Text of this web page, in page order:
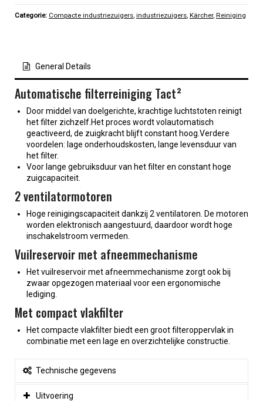
Categorie: Compacte industriezuigers, industriezuigers, Kärcher, Reiniging
General Details
Automatische filterreiniging Tact²
Door middel van doelgerichte, krachtige luchtstoten reinigt
het filter zichzelf.Het proces wordt volautomatisch
geactiveerd, de zuigkracht blijft constant hoog.Verdere
voordelen: lage onderhoudskosten, lange levensduur van
het filter.
Voor lange gebruiksduur van het filter en constant hoge
zuigcapaciteit.
2 ventilatormotoren
Hoge reinigingscapaciteit dankzij 2 ventilatoren. De motoren
worden elektronisch aangestuurd, daardoor wordt hoge
inschakelstroom vermeden.
Vuilreservoir met afneemmechanisme
Het vuilreservoir met afneemmechanisme zorgt ook bij
zwaar opgezogen materiaal voor een ergonomische
lediging.
Met compact vlakfilter
Het compacte vlakfilter biedt een groot filteroppervlak in
combinatie met een lage en overzichtelijke constructie.
Technische gegevens
Uitvoering